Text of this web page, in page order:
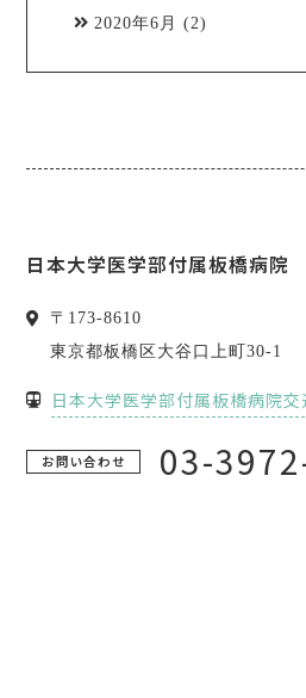
2020年6月 (2)
日本大学医学部付属板橋病院
〒 173-8610
東京都板橋区 大谷口上町30-1
日本大学医学部付属板橋病院交
お問い合わせ 03-